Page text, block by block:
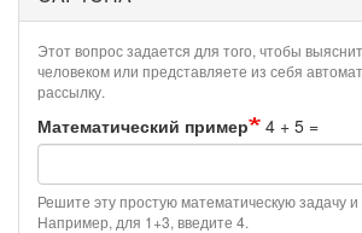
Этот вопрос задается для того, чтобы
человеком или представляете из себя
рассылку.
Математический пример 4 + 5 =
Решите эту простую математическую задачу и
Например, для 1+3, введите 4.